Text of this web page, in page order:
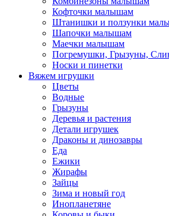
Кофточки малышам
Штанишки и ползунки
Шапочки малышам
Маечки малышам
Погремушки, Грызуны,
Носки и пинетки
Вяжем игрушки
Цветы
Водные
Грызуны
Деревья и растения
Детали игрушек
Драконы и динозавры
Еда
Ежики
Жирафы
Зайцы
Зима и новый год
Инопланетяне